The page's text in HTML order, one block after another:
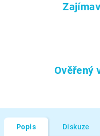
Ověřený
Popis Diskuze